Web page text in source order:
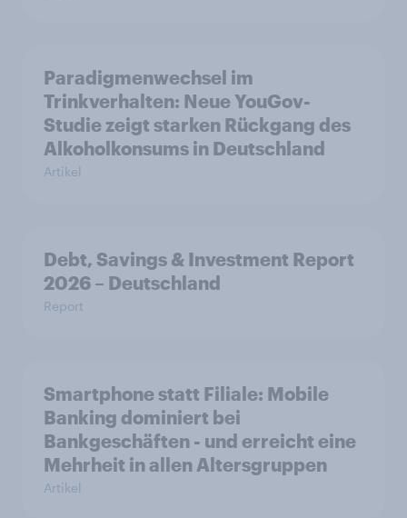
Paradigmenwechsel im
Trinkverhalten: Neue YouGov-
Studie zeigt starken Rückgang des
Alkoholkonsums in Deutschland
Artikel
Debt, Savings & Investment Report
2026 – Deutschland
Report
Smartphone statt Filiale: Mobile
Banking dominiert bei
Bankgeschäften - und erreicht eine
Mehrheit in allen Altersgruppen
Artikel